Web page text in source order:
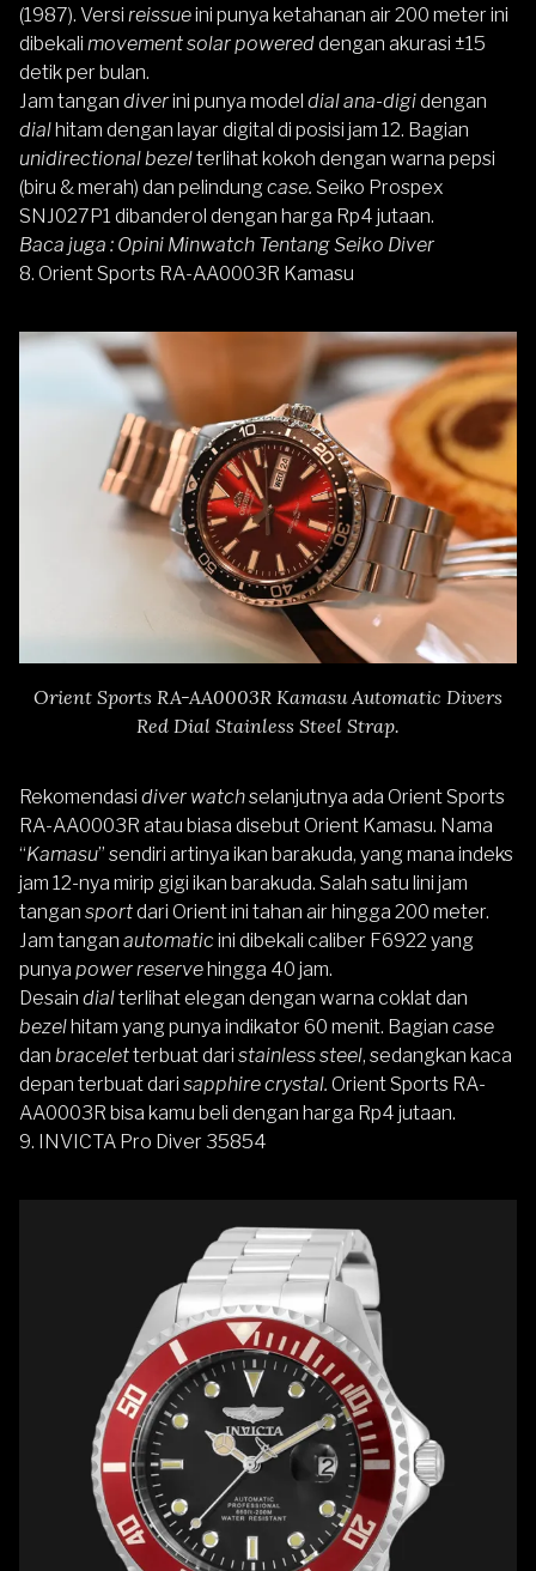
(1987). Versi reissueini punya ketahanan air 200 meter ini
dibekali movement solar powereddengan akurasi ±15
detik per bulan.
Jam tangan diverini punya model dialana-digidengan
dial hitam dengan layar digital di posisi jam 12. Bagian
unidirectional bezelterlihat kokoh dengan warna pepsi
(biru & merah) dan pelindung case. Seiko Prospex
SNJ027P1 dibanderol dengan harga Rp4 jutaan.
Baca juga : Opini Minwatch Tentang Seiko Diver
8. Orient Sports RA-AA0003R Kamasu
Orient Sports RA-AA0003R Kamasu Automatic Divers
Red Dial Stainless Steel Strap.
Rekomendasi diver watchselanjutnya ada Orient Sports
RA-AA0003R atau biasa disebut Orient Kamasu. Nama
“Kamasu” sendiri artinya ikan barakuda, yang mana indeks
jam 12-nya mirip gigi ikan barakuda. Salah satu lini jam
tangan sportdari Orient ini tahan air hingga 200 meter.
Jam tangan automatic ini dibekali caliber F6922 yang
punya power reservehingga 40 jam.
Desain dialterlihat elegan dengan warna coklat dan
bezelhitam yang punya indikator 60 menit. Bagian case
dan braceletterbuat dari stainless steel, sedangkan kaca
depan terbuat dari sapphire crystal. Orient Sports RA-
AA0003R bisa kamu beli dengan harga Rp4 jutaan.
9. INVICTA Pro Diver 35854